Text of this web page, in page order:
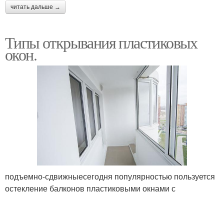
читать дальше →
Типы открывания пластиковых
окон.
подъемно-сдвижныесегодня популярностью пользуется
остекление балконов пластиковыми окнами с